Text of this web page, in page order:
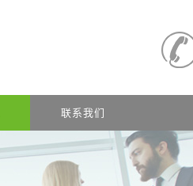
联系我们